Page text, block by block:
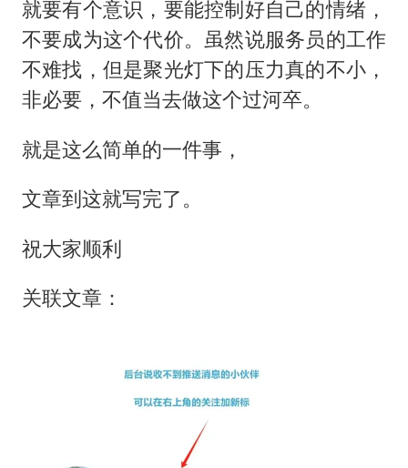
就要有个意识，要能控制好自己的情绪，
不要成为这个代价。虽然说服务员的工作
不难找，但是聚光灯下的压力真的不小，
非必要，不值当去做这个过河卒。
就是这么简单的一件事，
文章到这就写完了。
祝大家顺利
关联文章：